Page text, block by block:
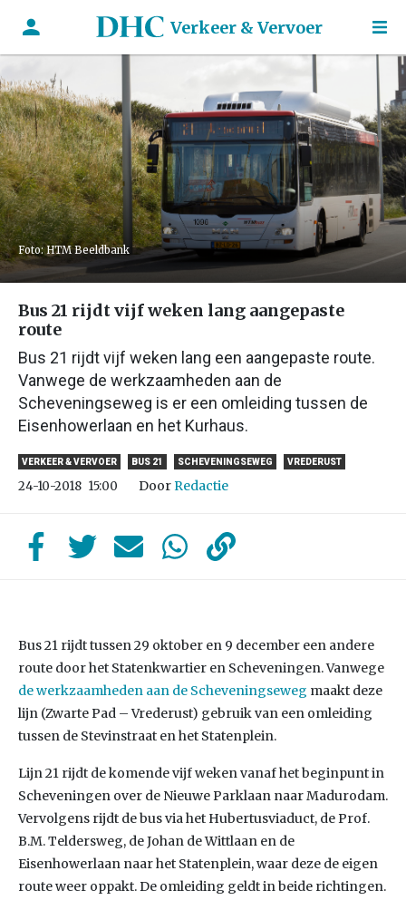
Verkeer & Vervoer
Foto: HTM Beeldbank
Bus 21 rijdt vijf weken lang aangepaste
route
Bus 21 rijdt vijf weken lang een aangepaste route.
Vanwege de werkzaamheden aan de
Scheveningseweg is er een omleiding tussen de
Eisenhowerlaan en het Kurhaus.
VERKEER & VERVOER BUS 21 SCHEVENINGSEWEG VREDERUST
24-10-2018 15:00 DoorRedactie
Bus 21 rijdt tussen 29 oktober en 9 december een andere
route door het Statenkwartier en Scheveningen. Vanwege
de werkzaamheden aan de Scheveningseweg maakt deze
lijn (Zwarte Pad – Vrederust) gebruik van een omleiding
tussen de Stevinstraat en het Statenplein.
Lijn 21 rijdt de komende vijf weken vanaf het beginpunt in
Scheveningen over de Nieuwe Parklaan naar Madurodam.
Vervolgens rijdt de bus via het Hubertusviaduct, de Prof.
B.M. Teldersweg, de Johan de Wittlaan en de
Eisenhowerlaan naar het Statenplein, waar deze de eigen
route weer oppakt. De omleiding geldt in beide richtingen.